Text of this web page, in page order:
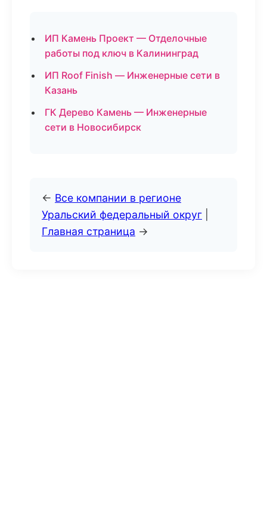
ИП Камень Проект — Отделочные
работы под ключ в Калининград
ИП Roof Finish — Инженерные сети в
Казань
ГК Дерево Камень — Инженерные
сети в Новосибирск
← Все компании в регионе
Уральский федеральный округ
Главная страница →